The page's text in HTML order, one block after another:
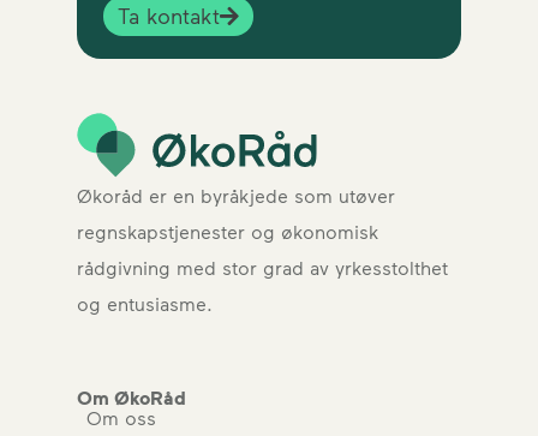
Ta kontakt
Økoråd er en byråkjede som utøver
regnskapstjenester og økonomisk
rådgivning med stor grad av yrkesstolthet
og entusiasme.
Om ØkoRåd
Om oss